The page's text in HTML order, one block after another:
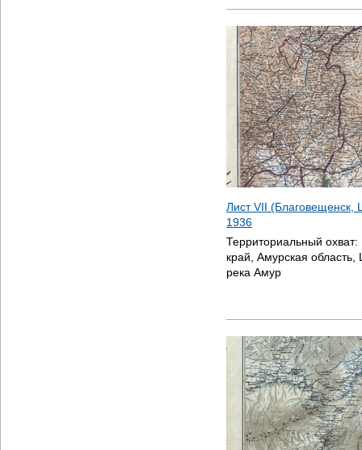
Лист VII (Благовещенск,
1936
Территориальный охват:
край, Амурская
река Амур